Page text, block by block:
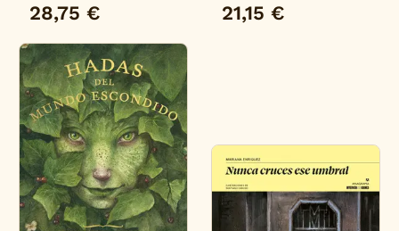
28,75 € 21,15 €